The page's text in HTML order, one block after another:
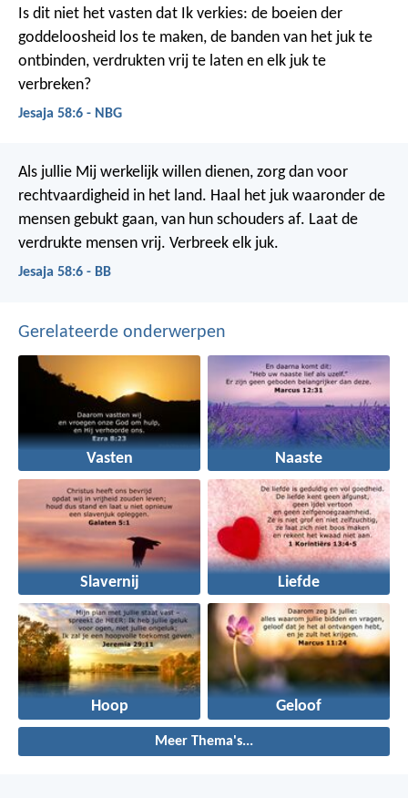
Is dit niet het vasten dat Ik verkies: de boeien der
goddeloosheid los te maken, de banden van het juk te
ontbinden, verdrukten vrij te laten en elk juk te
verbreken?
Jesaja 58:6 - NBG
Als jullie Mij werkelijk willen dienen, zorg dan voor
rechtvaardigheid in het land. Haal het juk waaronder de
mensen gebukt gaan, van hun schouders af. Laat de
verdrukte mensen vrij. Verbreek elk juk.
Jesaja 58:6 - BB
Gerelateerde onderwerpen
Vasten Naaste
Slavernij Liefde
Hoop Geloof
Meer Thema's...